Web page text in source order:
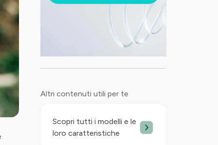
Altri contenuti utili per te
Scopri tutti i modelli e le
loro caratteristiche